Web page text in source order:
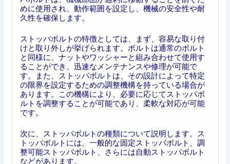
めに使用され、動作範囲を設定し、機械の安全性や耐
久性を確保します。
ストッパボルトの特徴としては、まず、容易な取り付
けと取り外しが挙げられます。ボルトは通常のボルト
と同様に、ナットやワッシャーと組み合わせて使用す
ることができ、迅速なメンテナンスや修理が可能で
す。また、ストッパボルトは、その設計によって特定
の限界を設定するための調整機構を持っている場合が
あります。この機構により、必要に応じてストッパボ
ルトを調整することが可能であり、柔軟な対応が可能
です。
次に、ストッパボルトの種類について説明します。ス
トッパボルトには、一般的な固定ストッパボルト、調
整可能ストッパボルト、さらには自動ストッパボルト
などがあります。